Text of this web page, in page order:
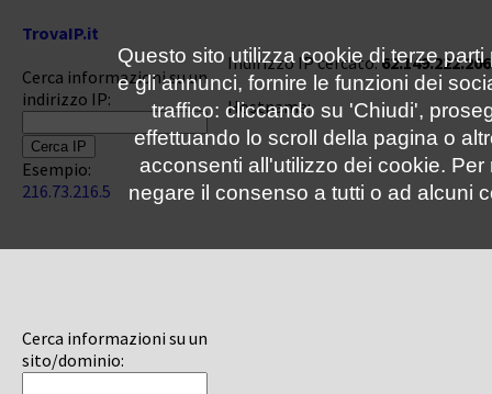
TrovaIP.it
Cerca informazioni su un
indirizzo IP:
Esempio:
216.73.216.5
Cerca informazioni su un
sito/dominio:
Indirizzo IP cercato:62.149.222.206
Hostname:
Questo sito utilizza cookie di terze
e gli annunci, fornire le funzioni dei
traffico: cliccando su 'Chiudi',
effettuando lo scroll della pagina o
acconsenti all'utilizzo dei cookie.
negare il consenso a tutti o ad alcuni